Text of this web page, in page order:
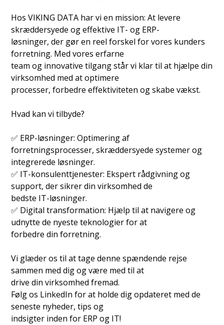
Hos VIKING DATA har vi en mission: At levere
skræddersyede og effektive IT- og ERP-
løsninger, der gør en reel forskel for vores kunders
forretning. Med vores erfarne
team og innovative tilgang står vi klar til at hjælpe din
virksomhed med at optimere
processer, forbedre effektiviteten og skabe vækst.
Hvad kan vi tilbyde?
✅ ERP-løsninger: Optimering af
forretningsprocesser, skræddersyede systemer og
integrerede løsninger.
✅ IT-konsulenttjenester: Ekspert rådgivning og
support, der sikrer din virksomhed de
bedste IT-løsninger.
✅ Digital transformation: Hjælp til at navigere og
udnytte de nyeste teknologier for at
forbedre din forretning.
Vi glæder os til at tage denne spændende rejse
sammen med dig og være med til at
drive din virksomhed fremad.
Følg os LinkedIn for at holde dig opdateret med de
seneste nyheder, tips og
indsigter inden for ERP og IT!